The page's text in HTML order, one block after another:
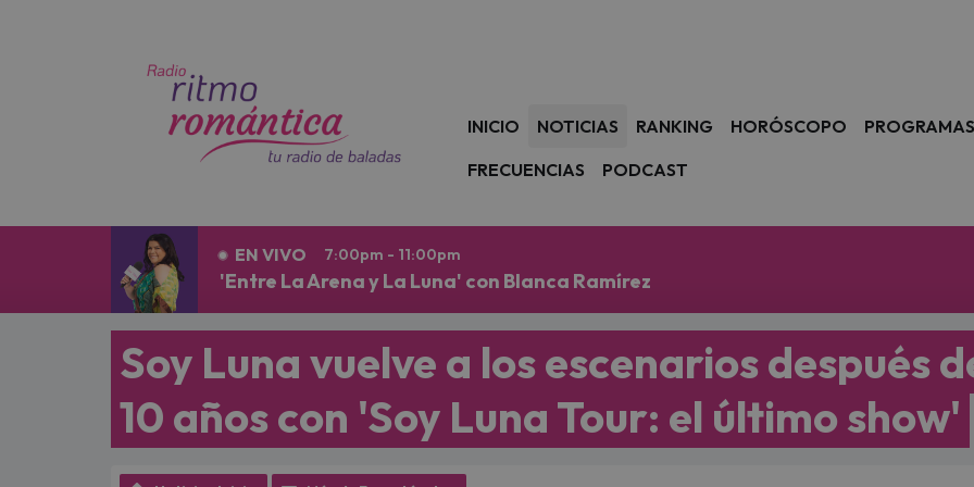
INICIO NOTICIAS RANKING HORÓSCOPO PROGRAMAS
FRECUENCIAS
PODCAST
EN VIVO 7:00pm - 11:00pm
'Entre La Arena y La Luna' con Blanca Ramírez
Soy Luna vuelve a los escenarios después
10 años con 'Soy Luna Tour: el último show'